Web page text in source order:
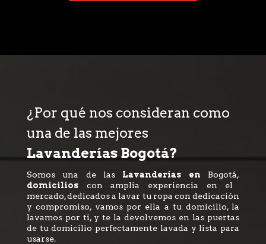
¿Por qué nos consideran como
una de las mejores
Lavanderías Bogotá?
Somos una de las Lavanderías en Bogotá,
domicilioscon amplia experiencia en el
mercado, dedicados a lavar tu ropa con dedicación
y compromiso, vamos por ella a tu domicilio, la
lavamos por ti, y te la devolvemos en las puertas
de tu domicilio perfectamente lavada y lista para
usarse.